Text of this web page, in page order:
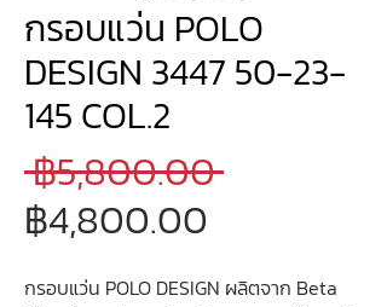
กรอบแว่น POLO
DESIGN 3447 50-23-
145 COL.2
฿5,800.00 ราคา
฿4,800.00
ขาย
กรอบแว่น POLO DESIGN ผลิตจาก Beta